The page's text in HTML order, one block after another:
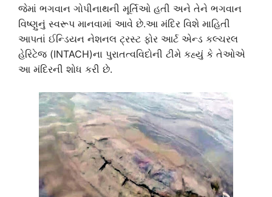
જેમાં ભગવાન ગોપીનાથની મૂર્તિઓ હતી અને તેને ભગવાન
વિષ્ણુનું સ્વરૂપ માનવામાં આવે છે.આ મંદિર વિશે માહિતી
આપતાં ઈન્ડિયન નેશનલ ટ્રસ્ટ ફોર આર્ટ એન્ડ કલ્ચરલ
હેરિટેજ (INTACH)ના પુરાતત્વવિદોની ટીમે કહ્યું કે તેઓએ
આ મંદિરની શોધ કરી છે.